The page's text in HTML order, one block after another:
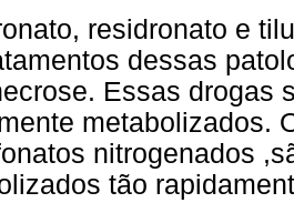
residronato e
dessas
Essas drogas
metabolizados.
nitrogenados
tão